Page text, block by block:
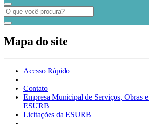
Mapa do site
Acesso Rápido
Contato
Empresa Municipal de Serviços, Obras
ESURB
Licitações da ESURB